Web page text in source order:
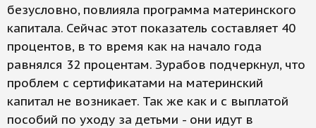
безусловно, повлияла программа материнского
капитала. Сейчас этот показатель составляет 40
процентов, в то время как на начало года
равнялся 32 процентам. Зурабов подчеркнул, что
проблем с сертификатами на материнский
капитал не возникает. Так же как и с выплатой
пособий по уходу за детьми - они идут в